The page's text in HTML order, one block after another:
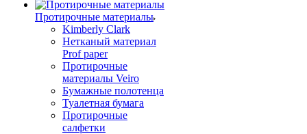
Протирочные материалы
Kimberly Clark
Нетканый материал
Prof paper
Протирочные
материалы Veiro
Бумажные полотенца
Туалетная бумага
Протирочные
салфетки